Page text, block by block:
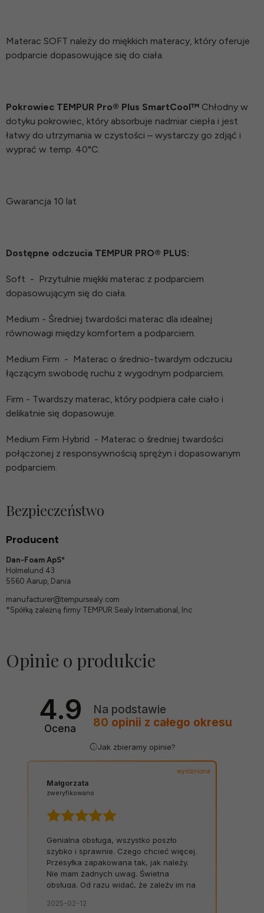
Materac SOFT należy do miękkich materacy, który oferuje
podparcie dopasowujące się do ciała.
Pokrowiec TEMPUR Pro® Plus SmartCool™ Chłodny w
dotyku pokrowiec, który absorbuje nadmiar ciepła i jest
łatwy do utrzymania w czystości – wystarczy go zdjąć i
wyprać w temp. 40°C.
Gwarancja 10 lat
Dostępne odczucia TEMPUR PRO®️ PLUS:
Soft - Przytulnie miękki materac z podparciem
dopasowującym się do ciała.
Medium - Średniej twardości materac dla idealnej
równowagi między komfortem a podparciem.
Medium Firm - Materac o średnio-twardym odczuciu
łączącym swobodę ruchu z wygodnym podparciem.
Firm - Twardszy materac, który podpiera całe ciało i
delikatnie się dopasowuje.
Medium Firm Hybrid - Materac o średniej twardości
połączonej z responsywnością sprężyn i dopasowanym
podparciem.
Bezpieczeństwo
Producent
Dan-Foam ApS*
Holmelund 43
5560 Aarup, Dania
manufacturer@tempursealy.com
*Spółką zależną firmy TEMPUR Sealy International, Inc
Opinie o produkcie
4.9
Ocena
Na podstawie
80 opinii z całego okresu
Jak zbieramy opinie?
wyróżniona
Małgorzata
zweryfikowano
Genialna obsługa, wszystko poszło
szybko i sprawnie. Czego chcieć więcej.
Przesyłka zapakowana tak, jak należy.
Nie mam żadnych uwag. Świetna
obsługa. Od razu widać, że zależy im na
czas, bez zbędnych nerwów. Sklep bez
2025-02-12